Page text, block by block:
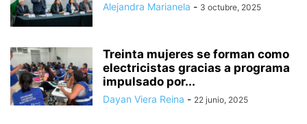
Alejandra Marianela - 3 octubre, 2025
Treinta mujeres se forman como
electricistas gracias a programa
impulsado por...
Dayan Viera Reina - 22 junio, 2025